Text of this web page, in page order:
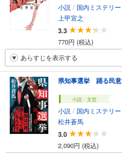
小説 / 国内ミステリー
上甲宣之
3.3
770円 (税込)
あらすじを表示する
県知事選挙 踊る民意
小説・文芸
小説 / 国内ミステリー
松井蒼馬
3.0
2,090円 (税込)